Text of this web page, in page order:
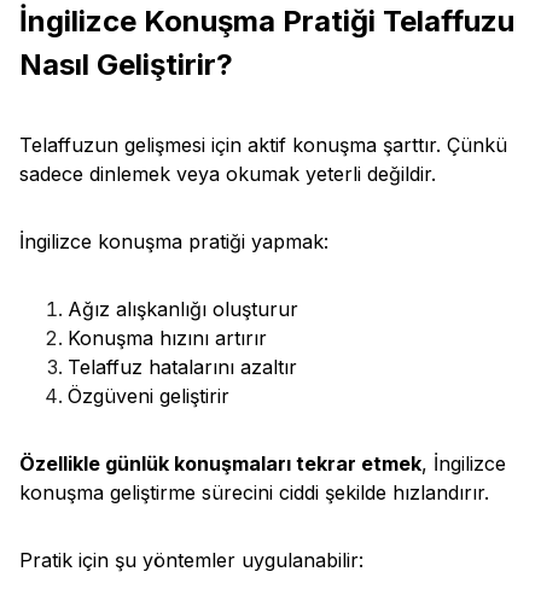
İngilizce Konuşma Pratiği Telaffuzu
Nasıl Geliştirir?
Telaffuzun gelişmesi için aktif konuşma şarttır. Çünkü
sadece dinlemek veya okumak yeterli değildir.
İngilizce konuşma pratiği yapmak:
Ağız alışkanlığı oluşturur
Konuşma hızını artırır
Telaffuz hatalarını azaltır
Özgüveni geliştirir
Özellikle günlük konuşmaları tekrar etmek, İngilizce
konuşma geliştirme sürecini ciddi şekilde hızlandırır.
Pratik için şu yöntemler uygulanabilir: